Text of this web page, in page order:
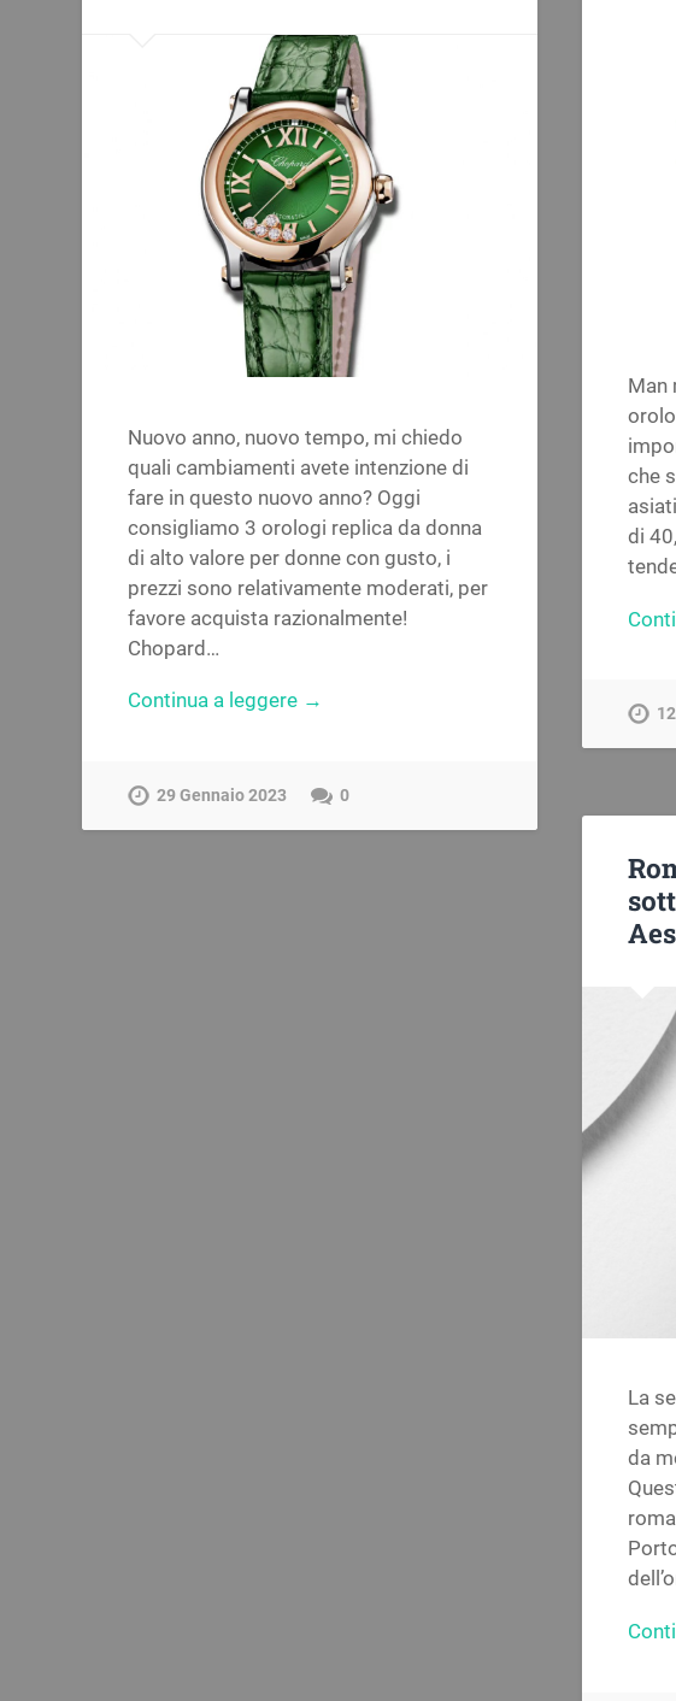
Nuovo anno, nuovo tempo, mi chiedo
quali cambiamenti avete intenzione di
fare in questo nuovo anno? Oggi
consigliamo 3 orologi replica da donna
di alto valore per donne con gusto, i
prezzi sono relativamente moderati, per
favore acquista razionalmente!
Chopard…
Continua a leggere →
29 Gennaio 2023 0
Man
che
di
La
da